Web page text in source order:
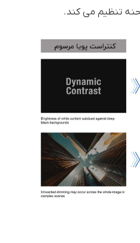
تنظیم می کند.